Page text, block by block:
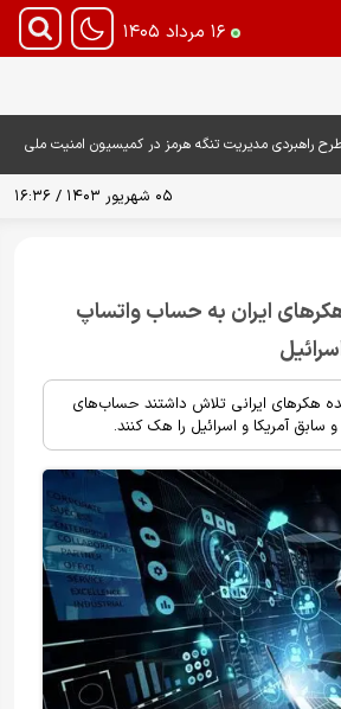
۱۶ مرداد ۱۴۰۵
راهبردی مدیریت تنگه هرمز در کمیسیون امنیت ملی
۰۵ شهریور ۱۴۰۳ / ۱۶:۳۶
ایران به حساب واتساپ
هکرهای ایرانی تلاش داشتند حساب‌های
آمریکا و اسرائیل را هک کنند.